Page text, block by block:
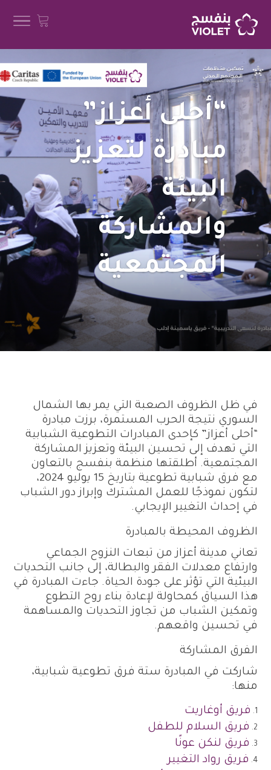
“أحلى أعزاز”
مبادرة لتعزيز
البيئة
والمشاركة
المجتمعية
في ظل الظروف الصعبة التي يمر بها الشمال
السوري نتيجة الحرب المستمرة، برزت مبادرة
“أحلى أعزاز” كإحدى المبادرات التطوعية الشبابية
التي تهدف إلى تحسين البيئة وتعزيز المشاركة
المجتمعية. أطلقتها منظمة بنفسج بالتعاون
مع فرق شبابية تطوعية بتاريخ 15 يوليو 2024،
لتكون نموذجًا للعمل المشترك وإبراز دور الشباب
في إحداث التغيير الإيجابي.
الظروف المحيطة بالمبادرة
تعاني مدينة أعزاز من تبعات النزوح الجماعي
وارتفاع معدلات الفقر والبطالة، إلى جانب التحديات
البيئية التي تؤثر على جودة الحياة. جاءت المبادرة في
هذا السياق كمحاولة لإعادة بناء روح التطوع
وتمكين الشباب من تجاوز التحديات والمساهمة
في تحسين واقعهم.
الفرق المشاركة
شاركت في المبادرة ستة فرق تطوعية شبابية،
منها:
فريق أوغاريت
فريق السلام للطفل
فريق لنكن عونًا
فريق رواد التغيير